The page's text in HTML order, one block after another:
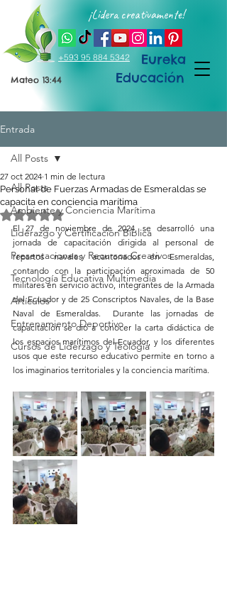
Eureka
Educación
Mateo 13:44
¡Lidera creativamente!
+593 95 884 5342
Entrada
All Posts
Ambiente y Conciencia Marítima
Liderazgo y Certificación Bíblica
Presentaciones y Recursos Creativos
Tecnología Educativa Multimedia
Artículos
Entrenamiento Deportivo
Cursos de Liderzago y Teología
All Posts
Personal de Fuerzas Armadas de Esmeraldas se
capacita en conciencia marítima
27 oct 2024 1 min de lectura
Obtuvo NaN de 5 estrellas.
El 27 de noviembre de 2024, se desarrolló una
jornada de capacitación dirigida al personal de
repartos navales acantonados en Esmeraldas,
contando con la participación aproximada de 50
militares en servicio activo, integrantes de la Armada
del Ecuador y de 25 Conscriptos Navales, de la Base
Naval de Esmeraldas.  Durante las jornadas de
capacitación se dio a conocer la carta didáctica de
los espacios marítimos del Ecuador, y los diferentes
usos que este recurso educativo permite en torno a
los imaginarios territoriales y la conciencia marítima.